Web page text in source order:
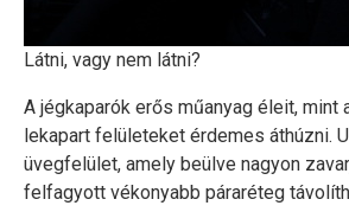
Látni, vagy nem látni?
A jégkaparók erős műanyag éleit,
lekapart felületeket érdemes áthúzni.
üvegfelület, amely beülve nagyon
felfagyott vékonyabb páraréteg